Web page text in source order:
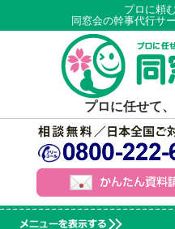
プロに頼
同窓会の幹事代行サ
プロに任せて